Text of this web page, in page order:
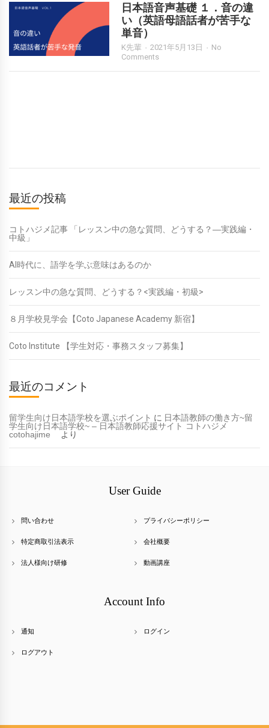
日本語音声基礎 １．音の違
い（英語母語話者が苦手な
単音）
K先輩 2021年5月13日
No
Comments
最近の投稿
コトハジメ記事 「レッスン中の急な質問、どうする？―実践編・
中級」
AI時代に、語学を学ぶ意味はあるのか
レッスン中の急な質問、どうする？<実践編・初級>
８月学校見学会【Coto Japanese Academy 新宿】
Coto Institute 【学生対応・事務スタッフ募集】
最近のコメント
留学生向け日本語学校を選ぶポイント に 日本語教師の働き方~留
学生向け日本語学校~ – 日本語教師応援サイト コトハジメ
cotohajime
より
User Guide
問い合わせ プライバシーポリシー
特定商取引法表示 会社概要
法人様向け研修 動画講座
Account Info
通知 ログイン
ログアウト